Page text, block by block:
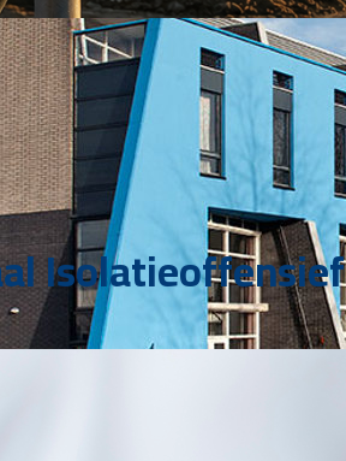
Isolatieoffensief